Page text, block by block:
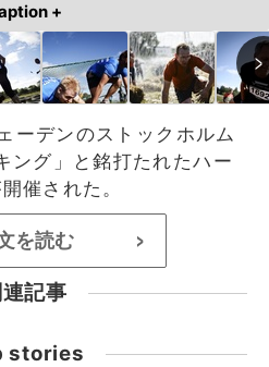
+
ーデンのストックホルム
ング」と銘打たれたハー
催された。
を読む >
記事
stories